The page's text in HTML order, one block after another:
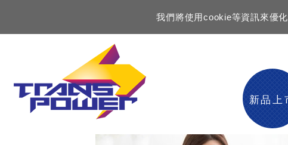
我們將使用cookie等資訊來優
新品上